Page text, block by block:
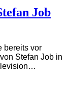
Job
bereits vor
Stefan Job in